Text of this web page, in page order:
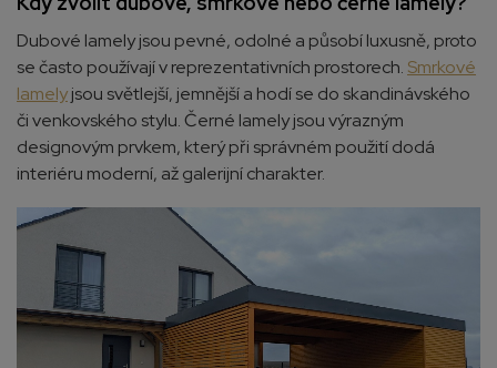
Dubové lamely jsou pevné, odolné a působí luxusně, proto
se často používají v reprezentativních prostorech. Smrkové
lamelyjsou světlejší, jemnější a hodí se do skandinávského
či venkovského stylu. Černé lamely jsou výrazným
designovým prvkem, který při správném použití dodá
interiéru moderní, až galerijní charakter.